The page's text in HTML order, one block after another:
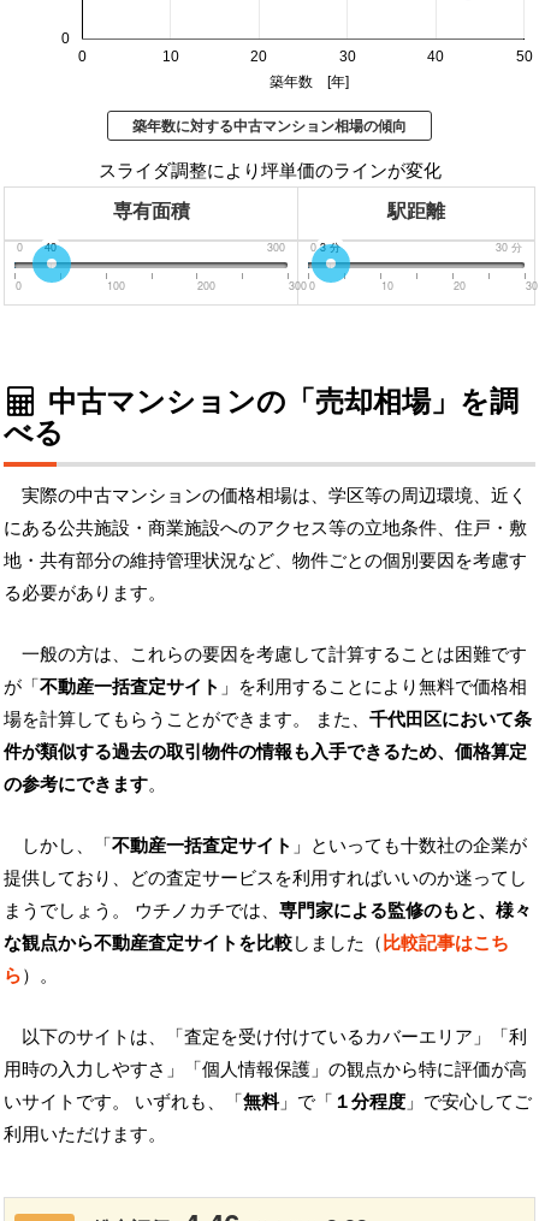
0 10 20 30 40 50
0
築年数 [年]
築年数に対する中古マンション相場の傾向
スライダ調整により坪単価のラインが変化
専有面積 駅距離
0 300
40
0 100 200 300
0分 30分
3分
0 10 20 30
中古マンションの「売却相場」を調
べる
実際の中古マンションの価格相場は、学区等の周辺環境、近く
にある公共施設・商業施設へのアクセス等の立地条件、住戸・敷
地・共有部分の維持管理状況など、物件ごとの個別要因を考慮す
る必要があります。
一般の方は、これらの要因を考慮して計算することは困難です
が「不動産一括査定サイト 」を利用することにより無料で価格相
場を計算してもらうことができます。 また、 千代田区において条
件が類似する過去の取引物件の情報も入手できるため、価格算定
の参考にできます。
しかし、「不動産一括査定サイト 」といっても十数社の企業が
提供しており、どの査定サービスを利用すればいいのか迷ってし
まうでしょう。 ウチノカチでは、 専門家による監修のもと、様々
な観点から不動産査定サイトを比較しました（比較記事はこち
ら）。
以下のサイトは、「査定を受け付けているカバーエリア」「利
用時の入力しやすさ」「個人情報保護」の観点から特に評価が高
いサイトです。 いずれも、「無料」で「 １分程度 」で安心してご
利用いただけます。